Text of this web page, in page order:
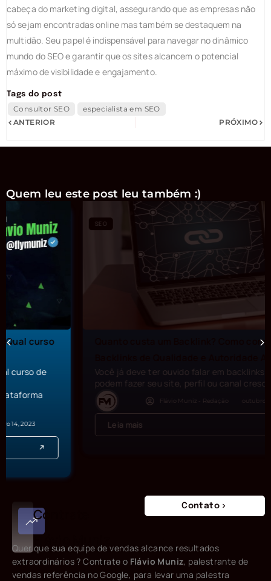
cabeça do marketing digital, assegurando que as empresas não
só sejam encontradas online mas também se destaquem na
multidão. Seu papel é indispensável para navegar no dinâmico
mundo do SEO e garantir que os sites alcancem o potencial
máximo de visibilidade e engajamento.
Tags do post
Consultor SEO
especialista em SEO
ANTERIOR
PRÓXIMO
Quem leu este post leu também :)
SEO
Quanto custa um Backlink? Como comprar
Você já deve ter ouvido falar em backlinks e que eles
podem fazer seu site, perfil ou canal crescer. Mas,...
Flávio Muniz - Redação outubro 21, 2022
Contrate
Flávio Muniz
Contato
Quer que sua equipe de vendas alcance resultados
extraordinários ? Contrate o Flávio Muniz, palestrante de
vendas referência no Google, para levar uma palestra